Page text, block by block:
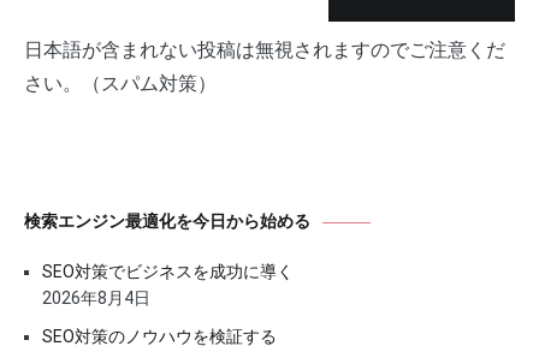
日本語が含まれない投稿は無視されますのでご注意くだ
さい。（スパム対策）
検索エンジン最適化を今日から始める
SEO対策でビジネスを成功に導く
2026年8月4日
SEO対策のノウハウを検証する